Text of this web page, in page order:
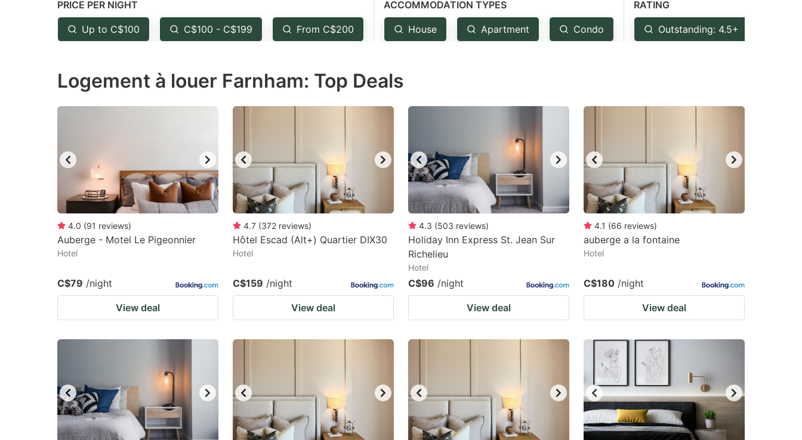
question
mark
key
get
changing
dates.
key
get
changing
dates.
PRICE PER NIGHT
Up to C$100 C$100 - C$199 From C$200
ACCOMMODATION TYPES
House Apartment Condo
RATING
Outstanding: 4.5+
Logement à louer Farnham: Top Deals
4.0 (91 reviews)
Auberge - Motel Le Pigeonnier
Hotel
C$79 /night
View deal
4.7 (372 reviews)
Hôtel Escad (Alt+) Quartier DIX30
Hotel
C$159 /night
View deal
4.3 (503 reviews)
Holiday Inn Express St. Jean Sur
Richelieu
Hotel
C$96 /night
View deal
4.1 (66 reviews)
auberge a la fontaine
Hotel
C$180 /night
View deal